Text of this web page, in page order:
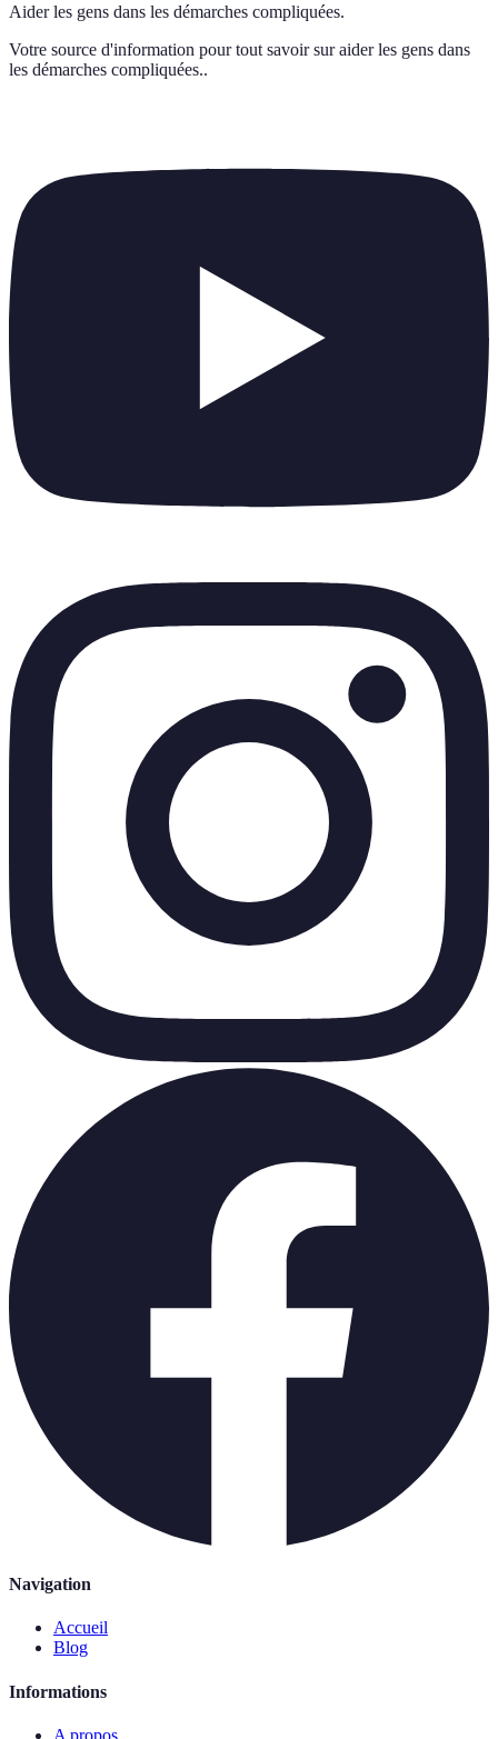
Aider les gens dans les démarches compliquées.
Votre source d'information pour tout savoir sur aider les gens dans
les démarches compliquées..
Navigation
Accueil
Blog
Informations
A propos